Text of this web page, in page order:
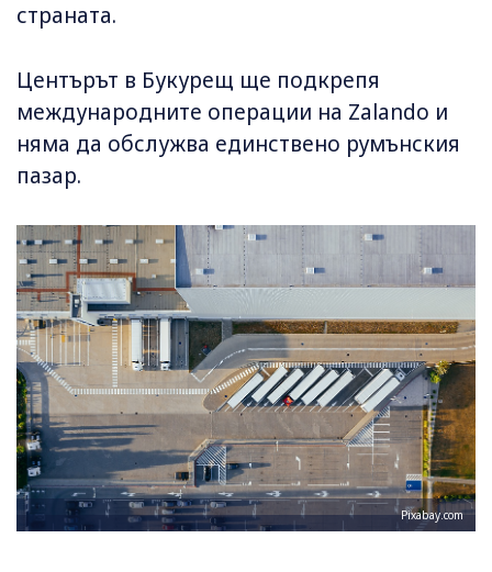
страната.
Центърът в Букурещ ще подкрепя
международните операции на Zalando и
няма да обслужва единствено румънския
пазар.
Pixabay.com